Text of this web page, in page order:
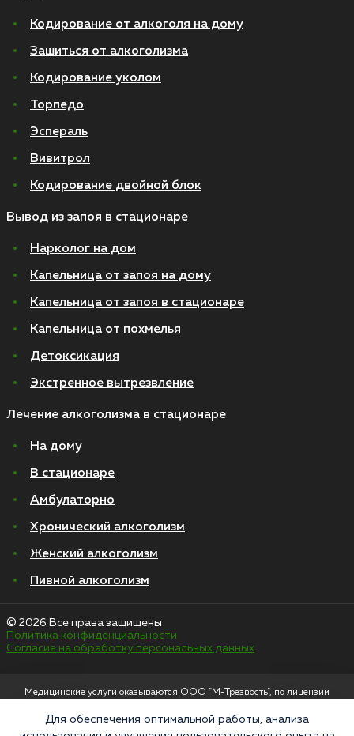
Кодирование от алкоголя на дому
Зашиться от алкоголизма
Кодирование уколом
Торпедо
Эспераль
Вивитрол
Кодирование двойной блок
Вывод из запоя в стационаре
Нарколог на дом
Капельница от запоя на дому
Капельница от запоя в стационаре
Капельница от похмелья
Детоксикация
Экстренное вытрезвление
Лечение алкоголизма в стационаре
На дому
В стационаре
Амбулаторно
Хронический алкоголизм
Женский алкоголизм
Пивной алкоголизм
© 2026 Все права защищены
Политика конфиденциальности
Согласие на обработку персональных данных
Медицинские услуги оказываются ООО "М-Трезвость", по лицензии
Москва, улица 8 Марта, 1с12, подъезд 1
Для обеспечения оптимальной работы, анализа